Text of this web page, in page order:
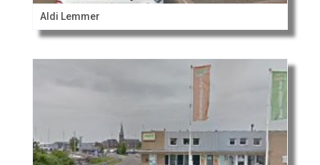
Aldi Lemmer